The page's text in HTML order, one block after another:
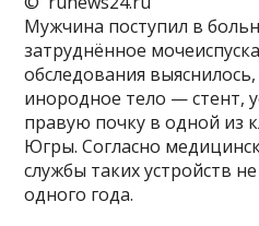
Мужчина поступил в
затруднённое
обследования
инородное тело — стент,
правую почку в одной из
Югры. Согласно
службы таких устройств
одного года.